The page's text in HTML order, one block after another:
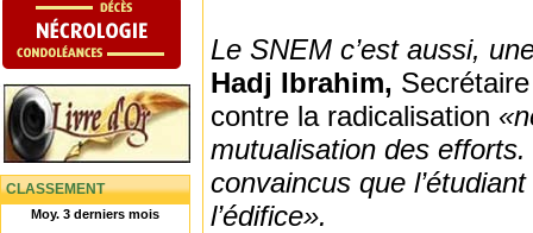
CLASSEMENT
Moy. 3 derniers mois
Le SNEM c’est aussi,
Hadj Ibrahim,
contre la radicalisation
mutualisation des
convaincus que
l’édifice».